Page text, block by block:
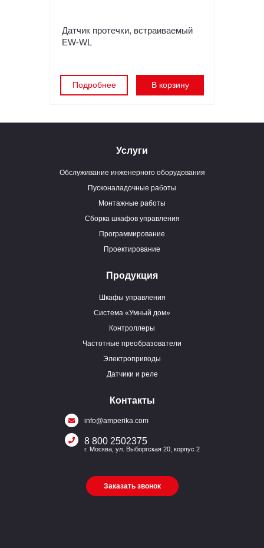
Датчик протечки, встраиваемый
EW-WL
Подробнее В корзину
Услуги
Обслуживание инженерного оборудования
Пусконаладочные работы
Монтажные работы
Сборка шкафов управления
Программирование
Проектирование
Продукция
Шкафы управления
Система «Умный дом»
Контроллеры
Частотные преобразователи
Электроприводы
Датчики и реле
Контакты
info@amperika.com
8 800 2502375
г. Москва, ул. Выборгская 20, корпус 2
Заказать звонок